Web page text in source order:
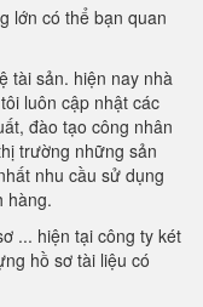
lớn có thể bạn quan
tài sản. hiện nay nhà
luôn cập nhật các
đào tạo công nhân
trường những sản
nhu cầu sử dụng
hàng.
... hiện tại công ty két
hồ sơ tài liệu có